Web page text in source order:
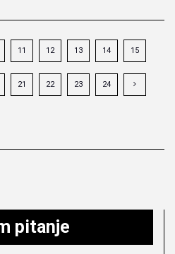
11 12 13 14 15
21 22 23 24
pitanje